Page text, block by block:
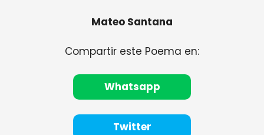
Mateo Santana
Compartir este Poema en:
Whatsapp
Twitter